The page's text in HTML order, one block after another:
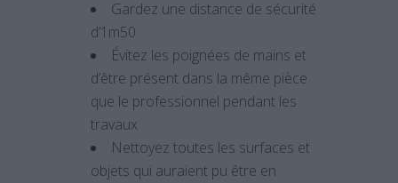
Gardez une distance de sécurité
d’1m50
Évitez les poignées de mains et
d’être présent dans la même pièce
que le professionnel pendant les
travaux
Nettoyez toutes les surfaces et
objets qui auraient pu être en